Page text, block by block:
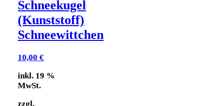
Schneekugel
(Kunststoff)
Schneewittchen
10,00 €
inkl. 19 %
MwSt.
zzgl.